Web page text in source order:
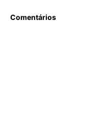
Comentários